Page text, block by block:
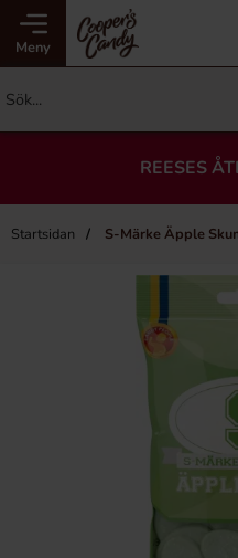
Meny
REESES
Startsidan S-Märke Äpple
Du